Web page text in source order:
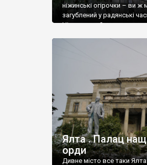
ніжинські огірочки – ви ж
загублений у радянські
Ніжин греки?
Ялта . Палац
орди
Дивне місто все таки